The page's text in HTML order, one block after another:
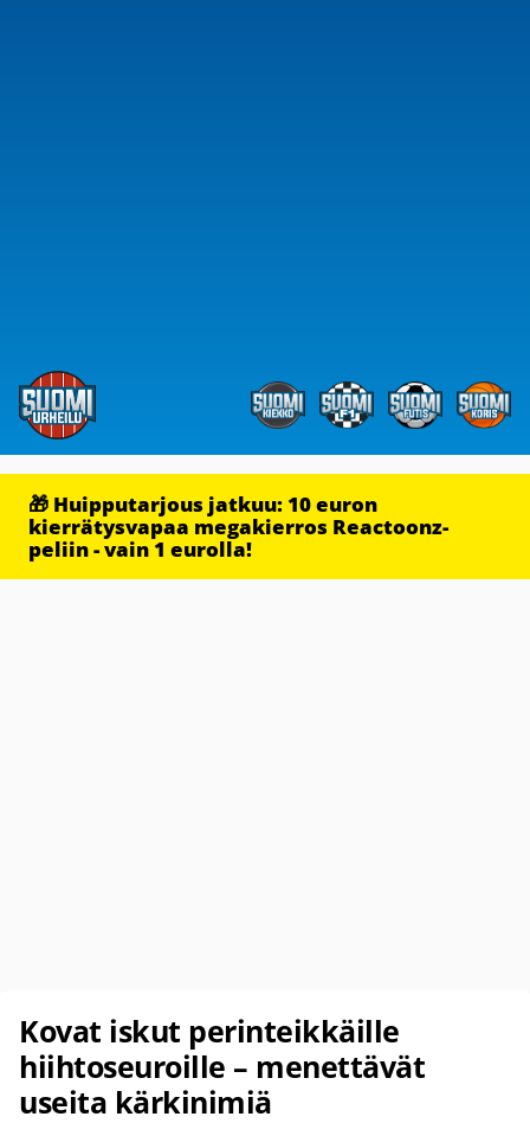
🎁 Huipputarjous jatkuu: 10 euron
kierrätysvapaa megakierros Reactoonz-
peliin - vain 1 eurolla!
Kovat iskut perinteikkäille
hiihtoseuroille – menettävät
useita kärkinimiä